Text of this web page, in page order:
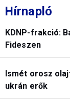
Hírnapló
KDNP-frakció:
Fideszen
Ismét orosz
ukrán erők